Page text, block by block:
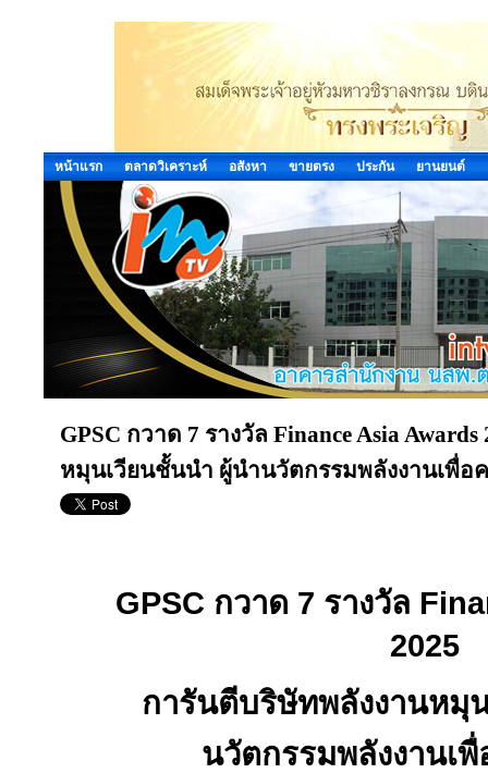
หน้าแรก ตลาดวิเคราะห์ อสังหา ขายตรง ประกัน ยานยนต์
GPSC กวาด 7 รางวัล Finance Asia
หมุนเวียนชั้นนำ ผู้นำนวัตกรรมพลังงานเพื่อ
GPSC กวาด 7 รางวัล
2025
การันตีบริษัทพลังงานหมุ
นวัตกรรมพลังงานเ